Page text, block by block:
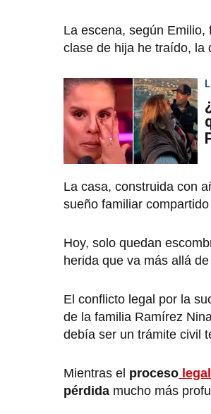
La escena, según
clase de hija he traído, la
La casa, construida con
sueño familiar
Hoy, solo quedan
herida que va más allá
El conflicto legal por la
de la familia Ramírez
debía ser un trámite civil
Mientras el proceso legal
pérdida mucho más